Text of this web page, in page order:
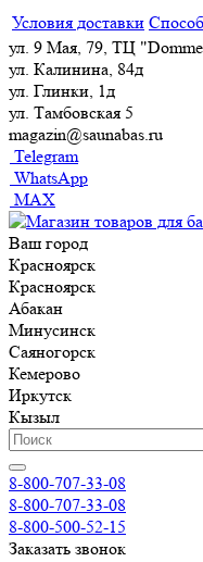
Условия доставки
ул. 9 Мая, 79, ТЦ
ул. Калинина, 84д
ул. Глинки, 1д
ул. Тамбовская 5
magazin@saunabas.ru
Telegram
WhatsApp
MAX
Ваш город
Красноярск
Красноярск
Абакан
Минусинск
Саяногорск
Кемерово
Иркутск
Кызыл
8-800-707-33-08
8-800-707-33-08
8-800-500-52-15
Заказать звонок